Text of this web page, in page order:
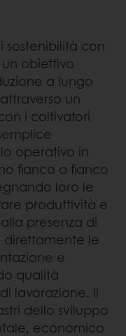
con
obiettivo
a lungo
un
i coltivatori
operativo in
fianco a fianco
loro le
produttività e
presenza di
direttamente le
e
qualità
lavorazione. Il
dello sviluppo
economico